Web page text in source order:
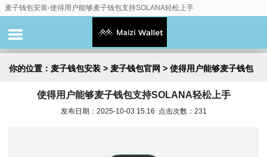
麦子钱包安装-使得用户能够麦子钱包支持SOLANA轻松上手
你的位置： 麦子钱包安装 > 麦子钱包官网 > 使得用户能够麦子钱包
支持SOLANA轻松上手
使得用户能够麦子钱包支持SOLANA轻松上手
发布日期：2025-10-03 15:16 点击次数：231